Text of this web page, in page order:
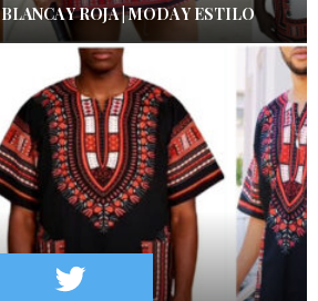
Y ROJA | MODA Y ESTILO